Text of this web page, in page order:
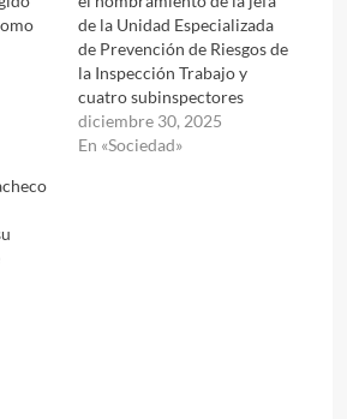
de la Unidad Especializada
de Prevención de Riesgos de
la Inspección Trabajo y
cuatro subinspectores
diciembre 30, 2025
En «Sociedad»